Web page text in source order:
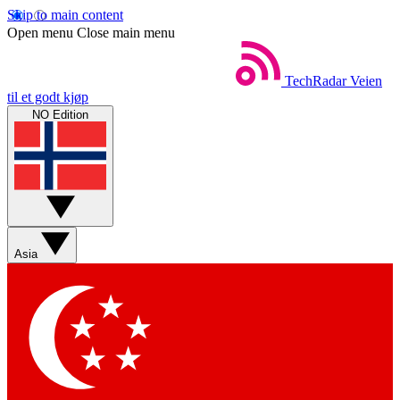
Skip to main content
Open menu Close main menu
TechRadar Veien
til et godt kjøp
NO Edition
Asia